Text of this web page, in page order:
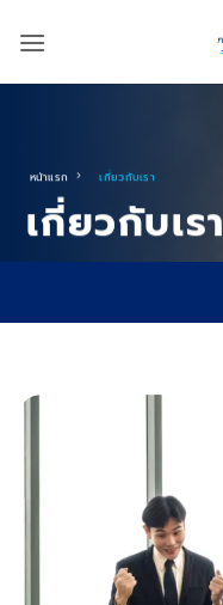
หน้าแรก เกี่ยวกับเรา
เกี่ยวกับเรา